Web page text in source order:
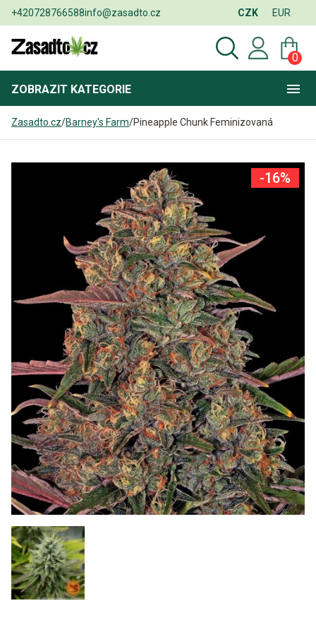
+420728766588info@zasadto.cz CZK EUR
0
ZOBRAZIT KATEGORIE
Zasadto.cz/Barney's Farm/Pineapple Chunk Feminizovaná
-16%